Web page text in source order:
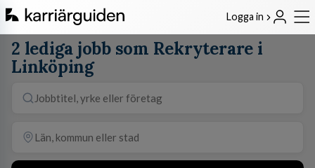
Logga in
2 lediga jobb som Rekryterare i
Linköping